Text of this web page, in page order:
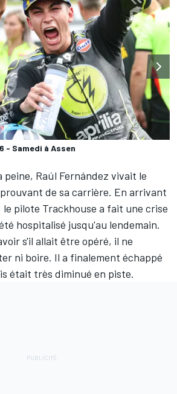
- Samedi à Assen
peine, Raúl Fernández vivait le
de sa carrière. En arrivant
pilote Trackhouse a fait une crise
hospitalisé jusqu'au lendemain.
s'il allait être opéré, il ne
ni boire. Il a finalement échappé
était très diminué en piste.